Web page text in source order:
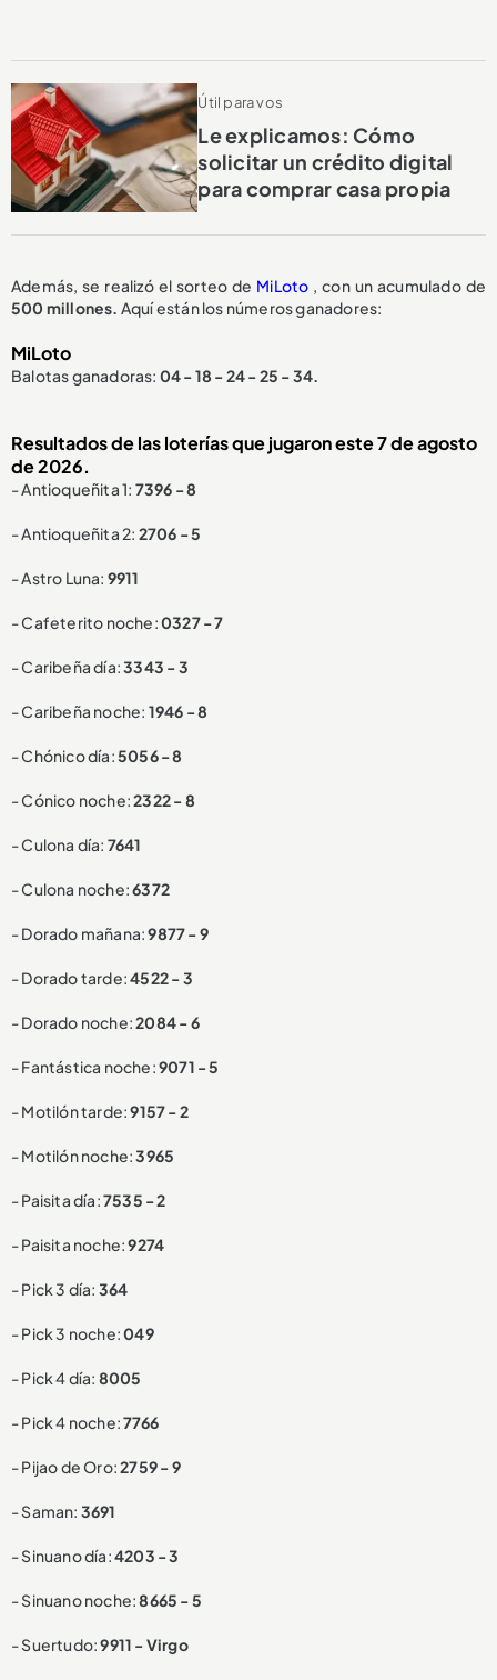
Útil para vos
Le explicamos: Cómo
solicitar un crédito digital
para comprar casa propia
Además, se realizó el sorteo de MiLoto , con un acumulado de
500 millones. Aquí están los números ganadores:
MiLoto
Balotas ganadoras: 04 - 18 - 24 - 25 - 34.
Resultados de las loterías que jugaron este 7 de agosto
de 2026.
- Antioqueñita 1: 7396 - 8
- Antioqueñita 2: 2706 - 5
- Astro Luna: 9911
- Cafeterito noche:0327 - 7
- Caribeña día:3343 - 3
- Caribeña noche: 1946 - 8
- Chónico día:5056 - 8
- Cónico noche:2322 - 8
- Culona día: 7641
- Culona noche:6372
- Dorado mañana:9877 - 9
- Dorado tarde:4522 - 3
- Dorado noche:2084 - 6
- Fantástica noche:9071 - 5
- Motilón tarde:9157 - 2
- Motilón noche:3965
- Paisita día:7535 - 2
- Paisita noche:9274
- Pick 3 día: 364
- Pick 3 noche:049
- Pick 4 día: 8005
- Pick 4 noche:7766
- Pijao de Oro:2759 - 9
- Saman: 3691
- Sinuano día:4203 - 3
- Sinuano noche:8665 - 5
- Suertudo:9911 - Virgo